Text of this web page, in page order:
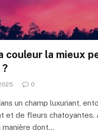
couleur la mieux
0
un champ luxuriant,
et de fleurs chatoyantes.
manière dont…